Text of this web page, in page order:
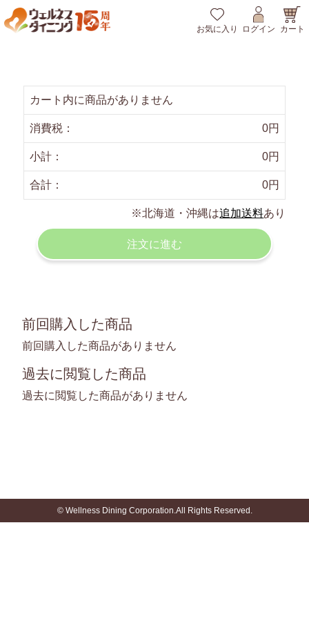
お気に入り ログイン カート
カート内に商品がありません
消費税： 0円
小計： 0円
合計： 0円
※北海道・沖縄は追加送料あり
前回購入した商品
前回購入した商品がありません
過去に閲覧した商品
過去に閲覧した商品がありません
© Wellness Dining Corporation.All Rights Reserved.